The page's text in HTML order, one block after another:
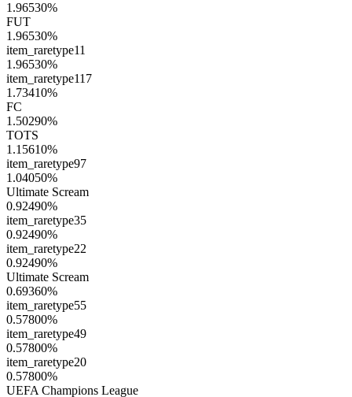
1.96530%
FUT
1.96530%
item_raretype11
1.96530%
item_raretype117
1.73410%
FC
1.50290%
TOTS
1.15610%
item_raretype97
1.04050%
Ultimate Scream
0.92490%
item_raretype35
0.92490%
item_raretype22
0.92490%
Ultimate Scream
0.69360%
item_raretype55
0.57800%
item_raretype49
0.57800%
item_raretype20
0.57800%
UEFA Champions League